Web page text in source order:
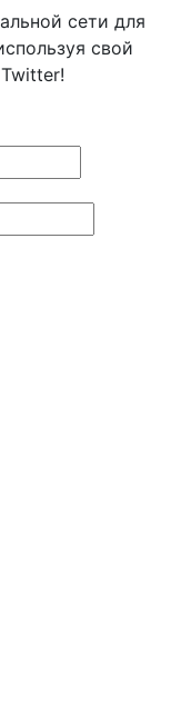
сети для
свой